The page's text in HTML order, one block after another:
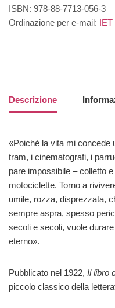
ISBN: 978-88-7713-056-3
Ordinazione per e-mail: IET
Descrizione
«Poiché la vita mi concede
tram, i cinematografi, i
pare impossibile – colletto
motociclette. Torno a
umile, rozza, disprezzata,
sempre aspra, spesso
secoli e secoli, vuole
eterno».
Pubblicato nel 1922, Il libro
piccolo classico della